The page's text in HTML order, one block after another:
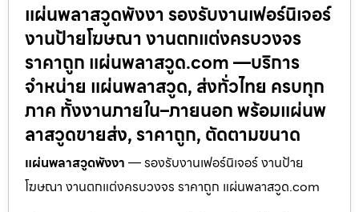
แผ่นพลาสวูดพังงา รองรับงานเฟอร์นิเจอร์
งานป้ายโฆษณา งานตกแต่งครบวงจร
ราคาถูก แผ่นพลาสวูด.com —บริการ
จำหน่าย แผ่นพลาสวูด, ส่งทั่วไทย ครบทุก
ภาค ทั้งงานภายใน–ภายนอก พร้อมแผ่นพ
ลาสวูดขายส่ง, ราคาถูก, ตัดตามขนาด
แผ่นพลาสวูดพังงา — รองรับงานเฟอร์นิเจอร์ งานป้าย
โฆษณา งานตกแต่งครบวงจร ราคาถูก แผ่นพลาสวูด.com